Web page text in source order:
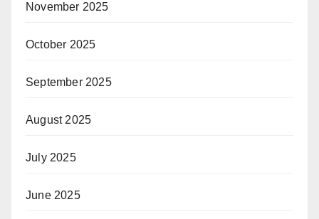
November 2025
October 2025
September 2025
August 2025
July 2025
June 2025